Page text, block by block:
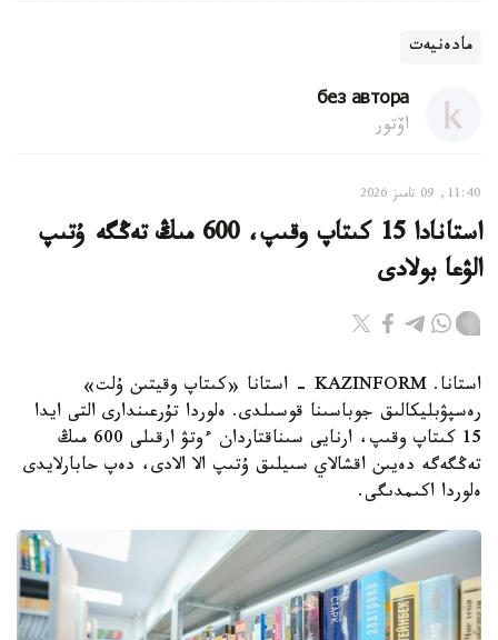
مادەنيەت
без автора
اۆتور
11:40, 09 تامىز 2026
استانادا 15 كىتاپ وقىپ، 600 مىڭ تەڭگە ۇتىپ
الۋعا بولادى
استانا. KAZINFORM - استانا «كىتاپ وقيتىن ۇلت»
رەسپۋبليكالىق جوباسىنا قوسىلدى. ەلوردا تۇرعىندارى التى ايدا
15 كىتاپ وقىپ، ارنايى سىناقتاردان ءوتۋ ارقىلى 600 مىڭ
تەڭگەگە دەيىن اقشالاي سىيلىق ۇتىپ الا الادى، دەپ حابارلايدى
ەلوردا اكىمدىگى.